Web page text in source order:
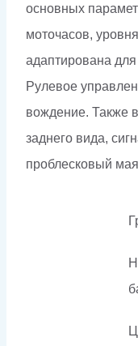
основных
моточасов,
адаптирована
Рулевое
вождение. Также
заднего вида,
проблесковый